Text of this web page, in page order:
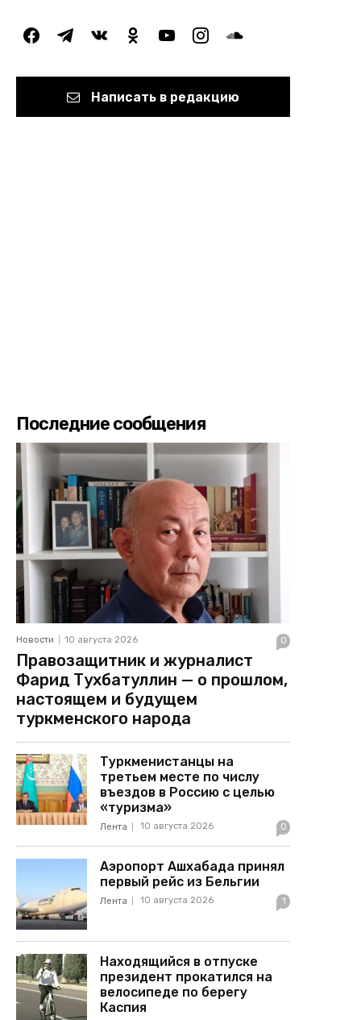
facebooktelegramvkontakteodnoklassniki
youtubeinstagramsoundcloud
Написать в редакцию
Последние сообщения
Новости 10 августа 2026 0
Правозащитник и журналист
Фарид Тухбатуллин — о прошлом,
настоящем и будущем
туркменского народа
Туркменистанцы на
третьем месте по числу
въездов в Россию с целью
«туризма»
Лента 10 августа 2026 0
Аэропорт Ашхабада принял
первый рейс из Бельгии
Лента 10 августа 2026 1
Находящийся в отпуске
президент прокатился на
велосипеде по берегу
Каспия